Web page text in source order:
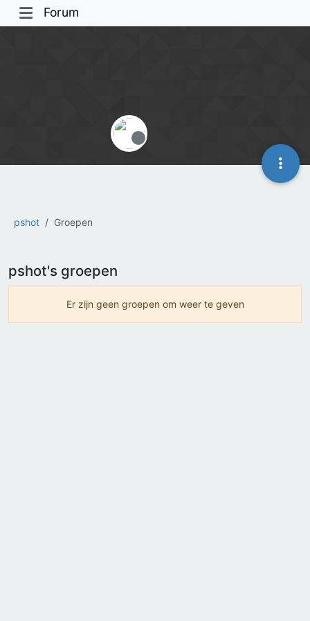
Forum
pshot Groepen
Offline
pshot's groepen
Er zijn geen groepen om weer te geven